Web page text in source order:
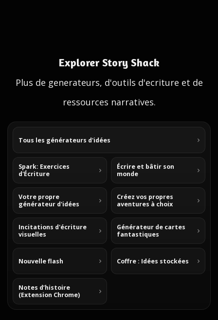
Explorer Story Shack
Plus de generateurs, d'outils d'ecriture et de
ressources narratives.
Tous les générateurs d'idées
Spark: Exercices
d'Écriture
Écrire et bâtir son
monde
Votre propre
générateur d'idées
Créez vos propres
aventures à choix
Incitations d'écriture
visuelles
Générateur de cartes
fantastiques
Nouvelle flash Coffre : Idées stockées
Notes d’histoire
(Extension Chrome)